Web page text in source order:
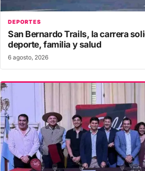
DEPORTES
San Bernardo Trails, la carrera
deporte, familia y salud
6 agosto, 2026